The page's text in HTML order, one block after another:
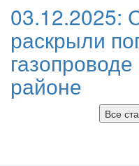
03.12.2025:
раскрыли
районе
Все